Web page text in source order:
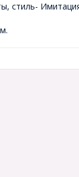
стиль-